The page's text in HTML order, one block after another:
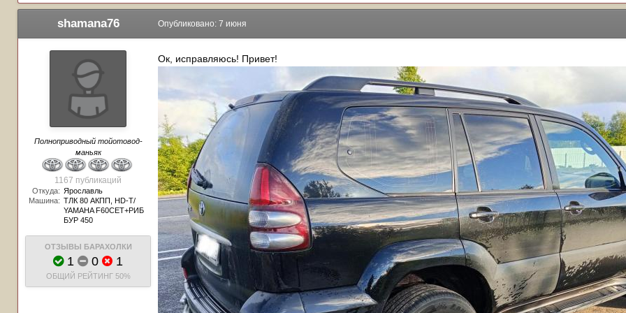
shamana76
Полноприводный тойотовод-
маньяк
1167 публикаций
Откуда: Ярославль
Машина: ТЛК 80 АКПП, HD-T/
YAMAHA F60CET+РИБ
БУР 450
ОТЗЫВЫ БАРАХОЛКИ
1 0 1
ОБЩИЙ РЕЙТИНГ 50%
Опубликовано: 7 июня
Ок, исправляюсь! Привет!